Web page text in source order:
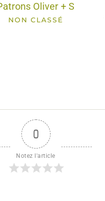
Oliver + S
NON CLASSÉ
0
Notez l'article